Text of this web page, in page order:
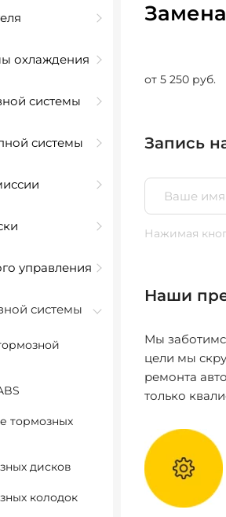
охлаждения
системы
системы
управления
системы
тормозных
дисков
колодок
от 5 250 руб.
Запись
Нажимая
Наши
Мы
цели мы
ремонта
только